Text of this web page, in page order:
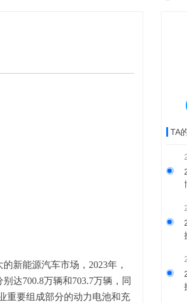
新能源汽车市场， 2023年，
达700.8万辆和703.7万辆，同
重要组成部分的动力电池和充
TA